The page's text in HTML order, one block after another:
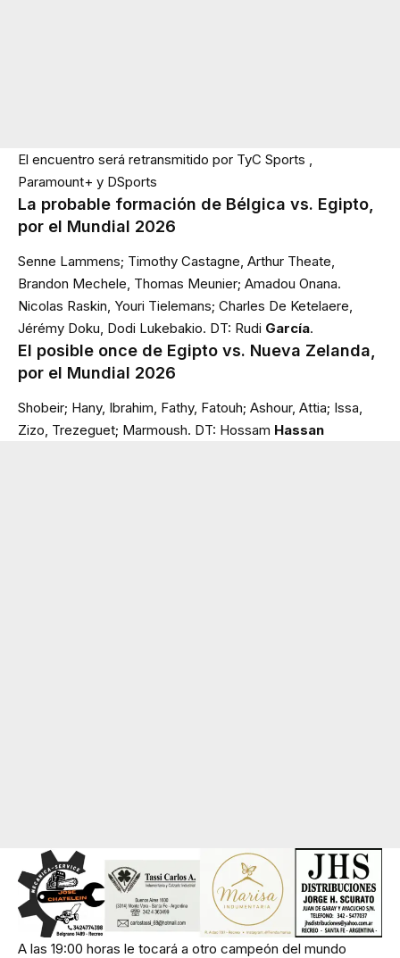
El encuentro será retransmitido por TyC Sports ,
Paramount+ y DSports
La probable formación de Bélgica vs. Egipto,
por el Mundial 2026
Senne Lammens; Timothy Castagne, Arthur Theate,
Brandon Mechele, Thomas Meunier; Amadou Onana.
Nicolas Raskin, Youri Tielemans; Charles De Ketelaere,
Jérémy Doku, Dodi Lukebakio. DT: Rudi García.
El posible once de Egipto vs. Nueva Zelanda,
por el Mundial 2026
Shobeir; Hany, Ibrahim, Fathy, Fatouh; Ashour, Attia; Issa,
Zizo, Trezeguet; Marmoush. DT: Hossam Hassan
A las 19:00 horas le tocará a otro campeón del mundo